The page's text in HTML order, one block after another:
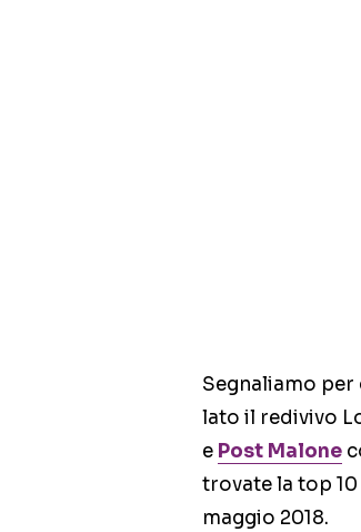
Segnaliamo per
lato il redivivo
e Post Malone
trovate la top
maggio 2018.